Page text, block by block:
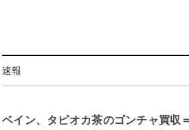
速報
ベイン、タピオカ茶のゴンチャ買収